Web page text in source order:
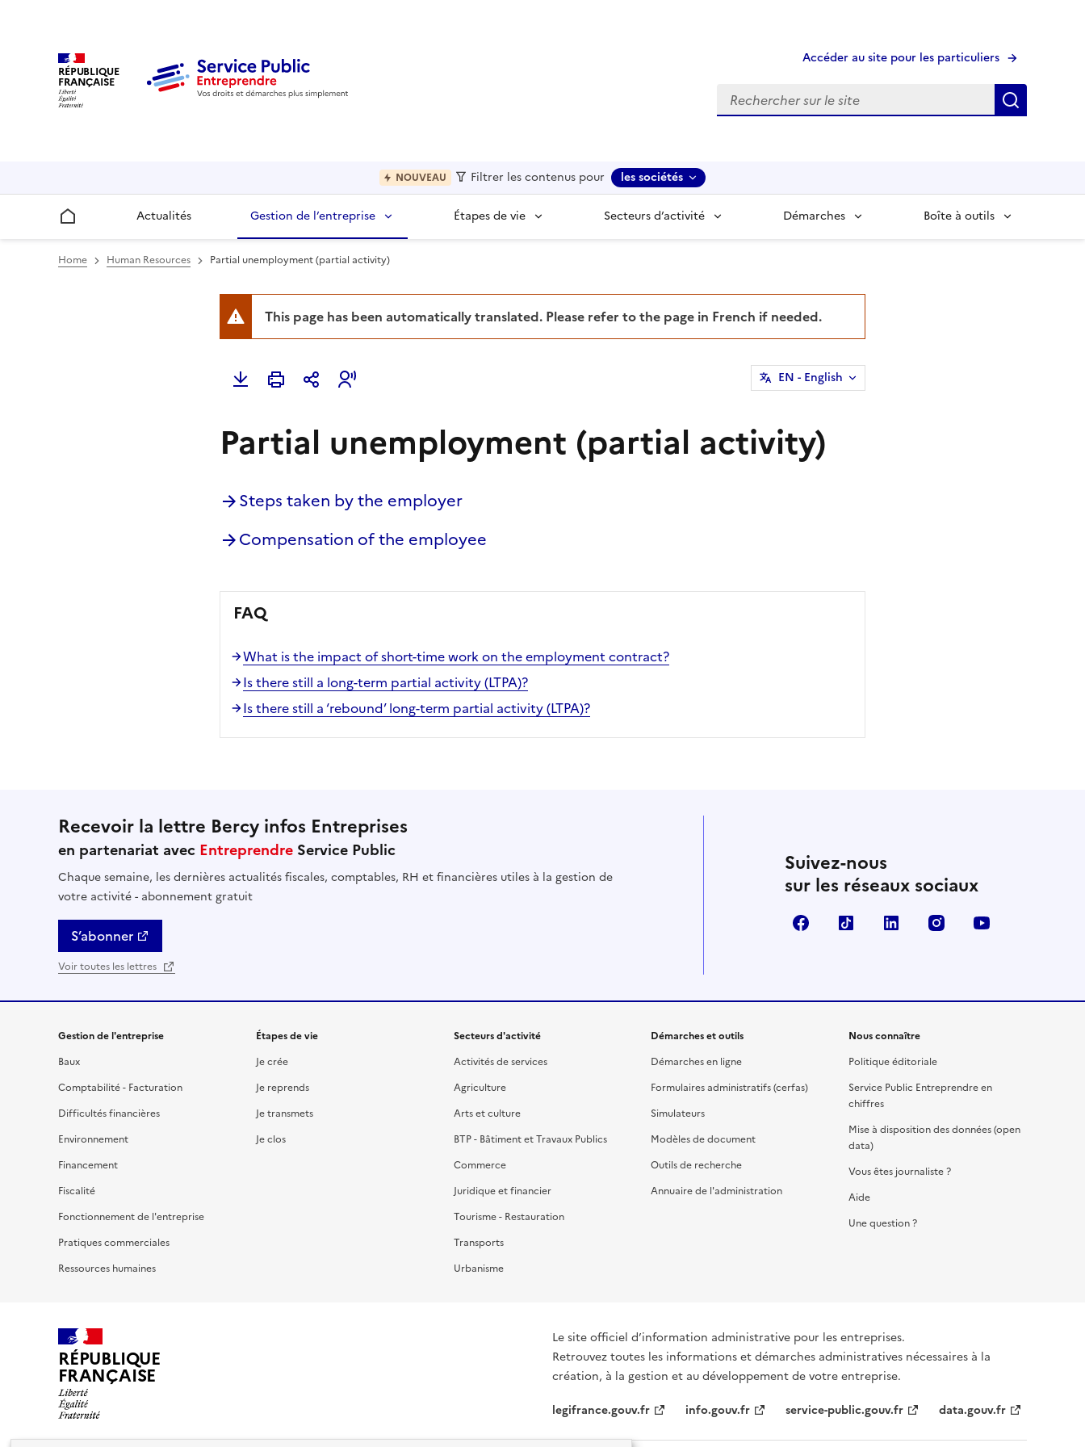
RÉPUBLIQUE
FRANÇAISE
Accéder au site pour les particuliers
Recherche
NOUVEAU Filtrer les contenus pour les sociétés
Accueil Actualités Gestion de l’entreprise Étapes de vie Secteurs d’activité Démarches Boîte à outils
Home Human Resources Partial unemployment (partial activity)
This page has been automatically translated. Please refer to the page in French if needed.
EN - English
Partial unemployment (partial activity)
Steps taken by the employer
Compensation of the employee
FAQ
What is the impact of short-time work on the employment contract?
Is there still a long-term partial activity (LTPA)?
Is there still a ‘rebound’ long-term partial activity (LTPA)?
Recevoir la lettre Bercy infos Entreprises
en partenariat avec Entreprendre Service Public
Chaque semaine, les dernières actualités fiscales, comptables, RH et financières utiles à la gestion de
votre activité - abonnement gratuit
S’abonner
Voir toutes les lettres
Suivez-nous
sur les réseaux sociaux
FacebookTikTok Linkedin Instagram
Gestion de l'entreprise
Baux
Comptabilité - Facturation
Difficultés financières
Environnement
Financement
Fiscalité
Fonctionnement de l'entreprise
Pratiques commerciales
Ressources humaines
Étapes de vie
Je crée
Je reprends
Je transmets
Je clos
Secteurs d'activité
Activités de services
Agriculture
Arts et culture
BTP - Bâtiment et Travaux Publics
Commerce
Juridique et financier
Tourisme - Restauration
Transports
Urbanisme
Démarches et outils
Démarches en ligne
Formulaires administratifs (cerfas)
Simulateurs
Modèles de document
Outils de recherche
Annuaire de l'administration
Nous connaître
Politique éditoriale
Service Public Entreprendre en
chiffres
Mise à disposition des données (open
data)
Vous êtes journaliste ?
Aide
Une question ?
RÉPUBLIQUE
FRANÇAISE
Le site officiel d’information administrative pour les entreprises.
Retrouvez toutes les informations et démarches administratives nécessaires à la
création, à la gestion et au développement de votre entreprise.
legifrance.gouv.fr
info.gouv.fr service-public.gouv.fr data.gouv.fr